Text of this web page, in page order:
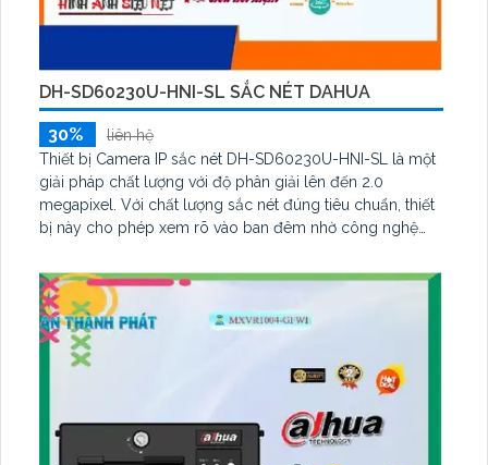
DH-SD60230U-HNI-SL SẮC NÉT DAHUA
30%
liên hệ
Thiết bị Camera IP sắc nét DH-SD60230U-HNI-SL là một
giải pháp chất lượng với độ phân giải lên đến 2.0
megapixel. Với chất lượng sắc nét đúng tiêu chuẩn, thiết
bị này cho phép xem rõ vào ban đêm nhờ công nghệ
dụng, camera không bị giảm chất lượng và có khả năng
xoay 360 độ, zoom giám sát chi tiết